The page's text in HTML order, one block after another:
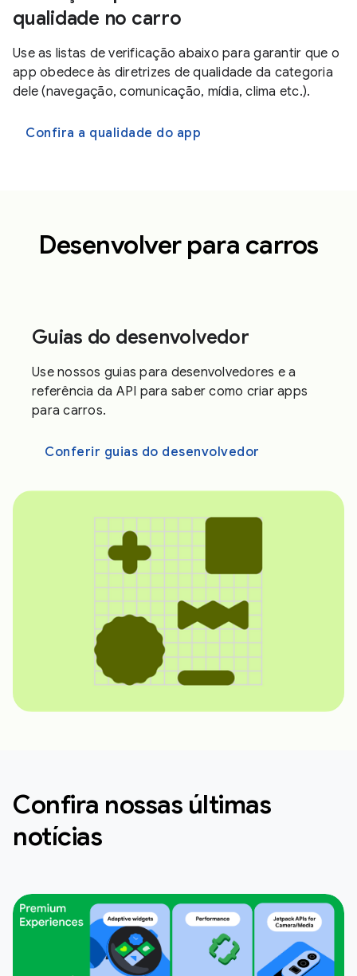
qualidade no carro
Use as listas de verificação abaixo para garantir que o
app obedece às diretrizes de qualidade da categoria
dele (navegação, comunicação, mídia, clima etc.).
Confira a qualidade do app
Desenvolver para carros
Guias do desenvolvedor
Use nossos guias para desenvolvedores e a
referência da API para saber como criar apps
para carros.
Conferir guias do desenvolvedor
Confira nossas últimas
notícias